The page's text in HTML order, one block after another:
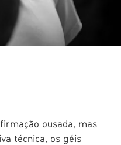
ousada, mas
técnica, os géis